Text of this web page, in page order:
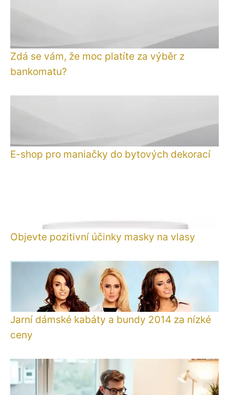
Zdá se vám, že moc platíte za výběr z
bankomatu?
E-shop pro maniačky do bytových dekorací
Objevte pozitivní účinky masky na vlasy
Jarní dámské kabáty a bundy 2014 za nízké
ceny